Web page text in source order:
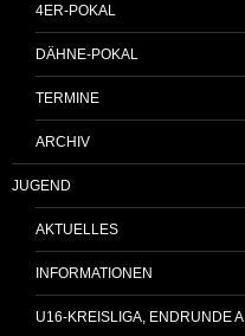
4ER-POKAL
DÄHNE-POKAL
TERMINE
ARCHIV
JUGEND
AKTUELLES
INFORMATIONEN
U16-KREISLIGA, ENDRUNDE A